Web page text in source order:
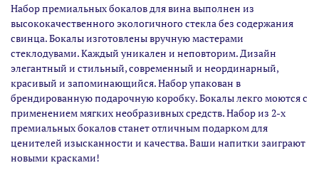
Набор премиальных бокалов для вина выполнен из
высококачественного экологичного стекла без содержания
свинца. Бокалы изготовлены вручную мастерами
стеклодувами. Каждый уникален и неповторим. Дизайн
элегантный и стильный, современный и неординарный,
красивый и запоминающийся. Набор упакован в
брендированную подарочную коробку. Бокалы лекго моются с
применением мягких необразивных средств. Набор из 2-х
премиальных бокалов станет отличным подарком для
ценителей изысканности и качества. Ваши напитки заиграют
новыми красками!